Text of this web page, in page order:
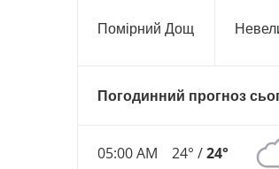
Помірний Дощ
Погодинний прогноз
05:00 AM 24° /24°